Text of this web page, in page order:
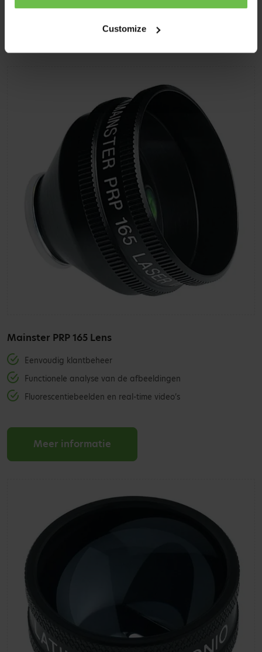
Customize
Meer informatie
Mainster PRP 165 Lens
Eenvoudig klantbeheer
Functionele analyse van de afbeeldingen
Fluorescentiebeelden en real-time video’s
Meer informatie